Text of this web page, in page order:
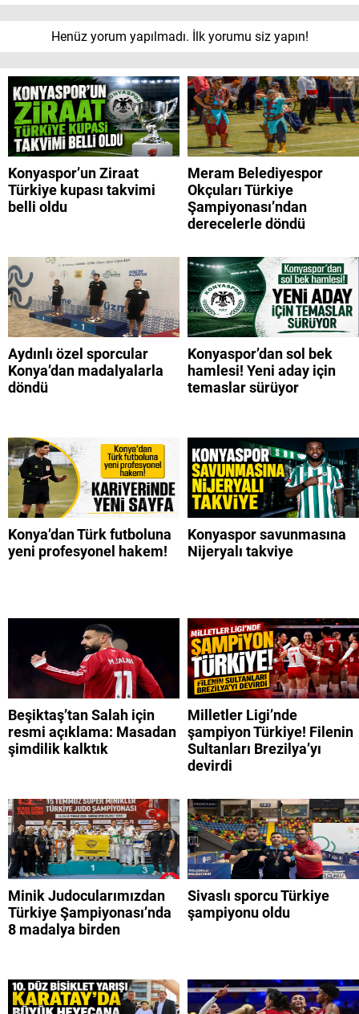
Henüz yorum yapılmadı. İlk yorumu siz yapın!
Konyaspor’un Ziraat
Türkiye kupası takvimi
belli oldu
Meram Belediyespor
Okçuları Türkiye
Şampiyonası’ndan
derecelerle döndü
Aydınlı özel sporcular
Konya’dan madalyalarla
döndü
Konyaspor’dan sol bek
hamlesi! Yeni aday için
temaslar sürüyor
Konya’dan Türk futboluna
yeni profesyonel hakem!
Konyaspor savunmasına
Nijeryalı takviye
Beşiktaş’tan Salah için
resmi açıklama: Masadan
şimdilik kalktık
Milletler Ligi’nde
şampiyon Türkiye! Filenin
Sultanları Brezilya’yı
devirdi
Minik Judocularımızdan
Türkiye Şampiyonası’nda
8 madalya birden
Sivaslı sporcu Türkiye
şampiyonu oldu